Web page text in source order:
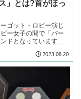
」とは?首がほっ
ゴット・ロビー演じ
ー女子の間で「バー
ドとなっています。
2023.08.20